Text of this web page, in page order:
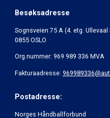
Besøksadresse
Sognsveien 75 A (4. etg. Ullevaal
0855 OSLO
Org.nummer: 969 989 336 MVA
Fakturaadresse:
Postadresse:
Norges Håndballforbund